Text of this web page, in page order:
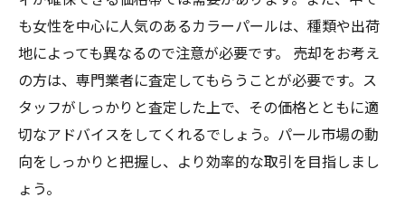
も女性を中心に人気のあるカラーパールは、種類や出荷
地によっても異なるので注意が必要です。 売却をお考え
の方は、専門業者に査定してもらうことが必要です。ス
タッフがしっかりと査定した上で、その価格とともに適
切なアドバイスをしてくれるでしょう。パール市場の動
向をしっかりと把握し、より効率的な取引を目指しまし
ょう。